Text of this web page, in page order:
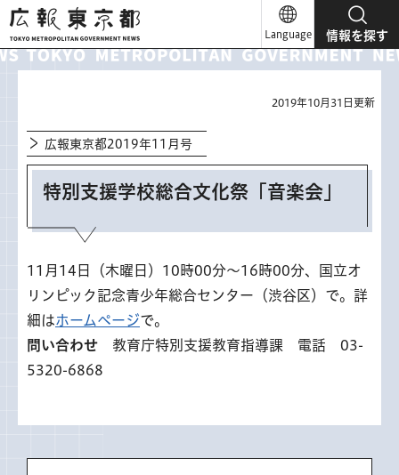
広報東京都
Language 情報を探す
2019年10月31日更新
広報東京都2019年11月号
特別支援学校総合文化祭「音楽会」
11月14日（木曜日）10時00分～16時00分、国立オ
リンピック記念青少年総合センター（渋谷区）で。詳
細はホームページで。
問い合わせ 教育庁特別支援教育指導課 電話 03-
5320-6868